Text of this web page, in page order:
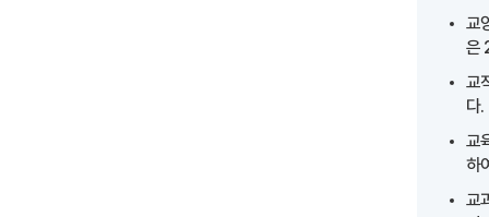
교
은
교
다.
교
하
교